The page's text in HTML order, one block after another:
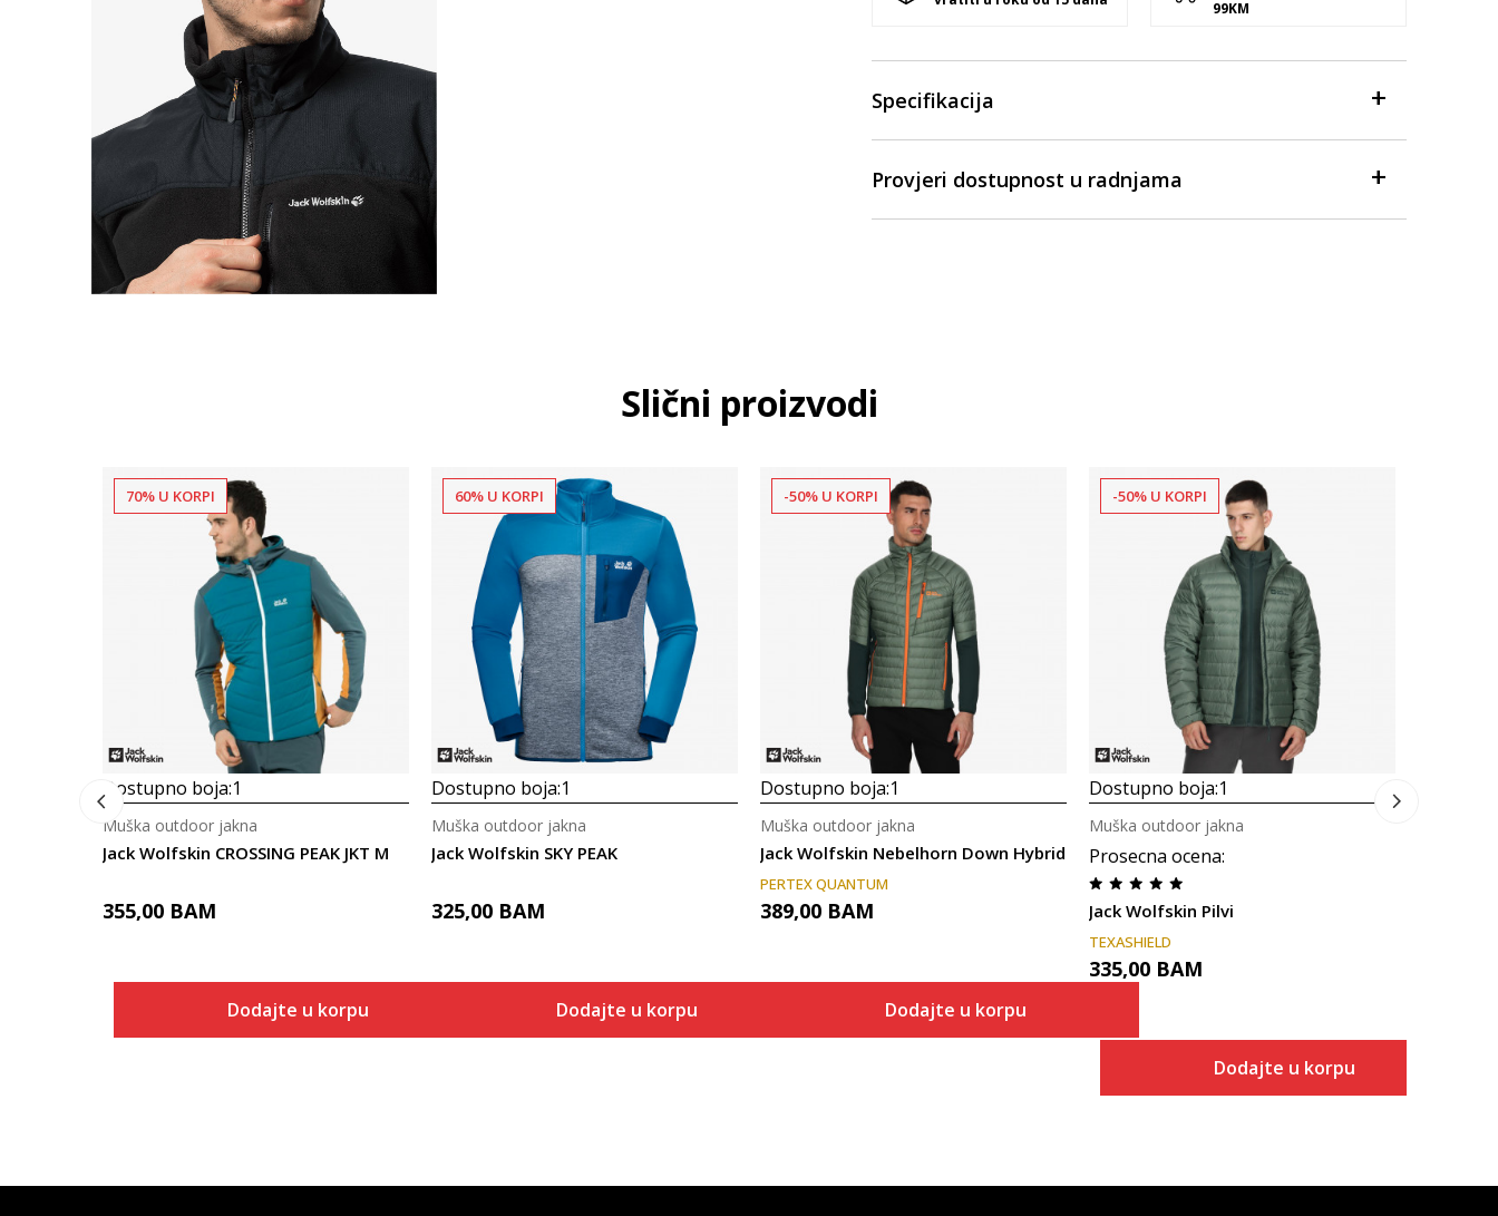
99KM
Specifikacija
Provjeri dostupnost u radnjama
Slični proizvodi
70% U KORPI
Dostupno boja:1
Jack Wolfskin CROSSING PEAK JKT M
Muška outdoor jakna
355,00 BAM
Dodajte u korpu
60% U KORPI
Dostupno boja:1
Jack Wolfskin SKY PEAK
Muška outdoor jakna
325,00 BAM
Dodajte u korpu
-50% U KORPI
Dostupno boja:1
Jack Wolfskin Nebelhorn Down Hybrid
Muška outdoor jakna
PERTEX QUANTUM
389,00 BAM
Dodajte u korpu
-50% U KORPI
Dostupno boja:1
Prosecna ocena:
Jack Wolfskin Pilvi
Muška outdoor jakna
TEXASHIELD
335,00 BAM
Dodajte u korpu